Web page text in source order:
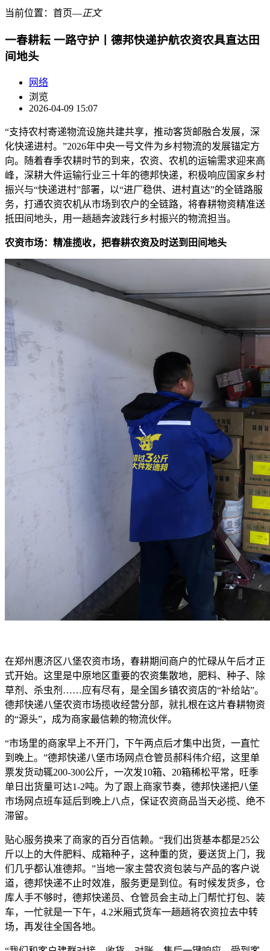
当前位置： 首页―正文
一春耕耘 一路守护丨德邦快递护航农资农具直达田
间地头
网络
浏览
2026-04-09 15:07
“支持农村寄递物流设施共建共享，推动客货邮融合发展，深
化快递进村。”2026年中央一号文件为乡村物流的发展锚定方
向。随着春季农耕时节的到来，农资、农机的运输需求迎来高
峰，深耕大件运输行业三十年的德邦快递，积极响应国家乡村
振兴与“快递进村”部署，以“进厂稳供、进村直达”的全链路服
务，打通农资农机从市场到农户的全链路，将春耕物资精准送
抵田间地头，用一趟趟奔波践行乡村振兴的物流担当。
农资市场：精准揽收，把春耕农资及时送到田间地头
在郑州惠济区八堡农资市场，春耕期间商户的忙碌从午后才正
式开始。这里是中原地区重要的农资集散地，肥料、种子、除
草剂、杀虫剂……应有尽有，是全国乡镇农资店的“补给站”。
德邦快递八堡农资市场揽收经营分部，就扎根在这片春耕物资
的“源头”，成为商家最信赖的物流伙伴。
“市场里的商家早上不开门，下午两点后才集中出货，一直忙
到晚上。”德邦快递八堡市场网点仓管员郝科伟介绍，这里单
票发货动辄200-300公斤，一次发10箱、20箱稀松平常，旺季
单日出货量可达1-2吨。为了跟上商家节奏，德邦快递把八堡
市场网点班车延后到晚上八点，保证农资商品当天必揽、绝不
滞留。
贴心服务换来了商家的百分百信赖。“我们出货基本都是25公
斤以上的大件肥料、成箱种子，这种重的货，要送货上门，我
们几乎都认准德邦。”当地一家主营农资包装与产品的客户说
道，德邦快递不止时效准，服务更是到位。有时候发货多，仓
库人手不够时，德邦快递员、仓管员会主动上门帮忙打包、装
车，一忙就是一下午，4.2米厢式货车一趟趟将农资拉去中转
场，再发往全国各地。